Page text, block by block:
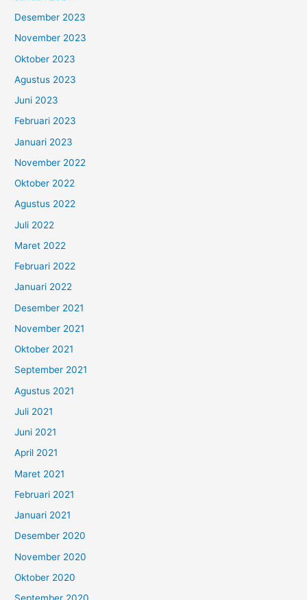
Desember 2023
November 2023
Oktober 2023
Agustus 2023
Juni 2023
Februari 2023
Januari 2023
November 2022
Oktober 2022
Agustus 2022
Juli 2022
Maret 2022
Februari 2022
Januari 2022
Desember 2021
November 2021
Oktober 2021
September 2021
Agustus 2021
Juli 2021
Juni 2021
April 2021
Maret 2021
Februari 2021
Januari 2021
Desember 2020
November 2020
Oktober 2020